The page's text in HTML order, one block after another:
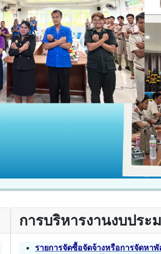
การบริหารงานงบประ
รายการจัดซื้อจัดจ้างหรือการจัดหา